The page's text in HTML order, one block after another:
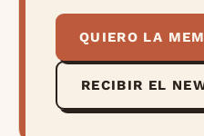
QUIERO LA
RECIBIR EL